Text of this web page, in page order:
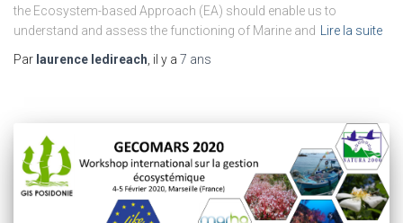
the Ecosystem-based Approach (EA) should enable us to
understand and assess the functioning of Marine and
Lire la suite
Par laurence ledireach , il y a 7 ans